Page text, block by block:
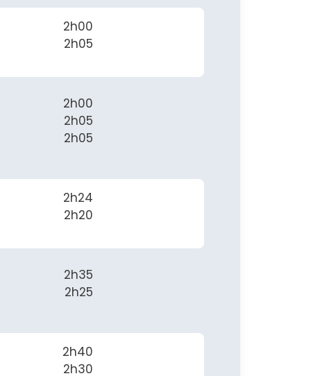
2h00
2h05
2h00
2h05
2h05
2h24
2h20
2h35
2h25
2h40
2h30